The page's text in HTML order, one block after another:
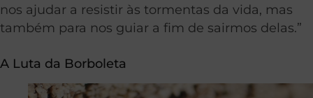
nos ajudar a resistir às tormentas da vida, mas
também para nos guiar a fim de sairmos delas.”
A Luta da Borboleta